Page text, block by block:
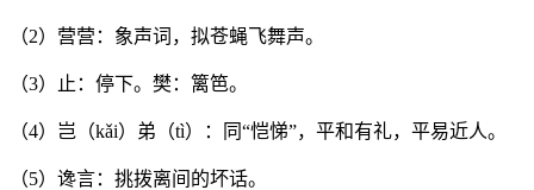
（2）营营：象声词，拟苍蝇飞舞声。
（3）止：停下。樊：篱笆。
（4）岂（kǎi）弟（tì）：同“恺悌”，平和有礼，平易近人。
（5）谗言：挑拨离间的坏话。